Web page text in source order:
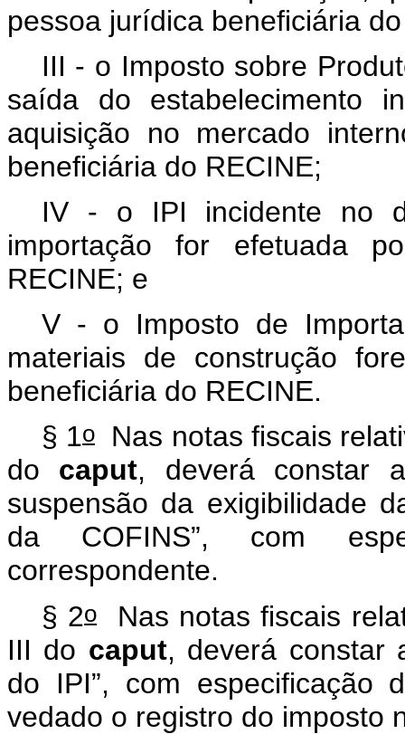
pessoa jurídica beneficiária
III - o Imposto sobre
saída do estabelecimento
aquisição no mercado
beneficiária do RECINE;
IV - o IPI incidente no
importação for efetuada
RECINE; e
V - o Imposto de
materiais de construção
beneficiária do RECINE.
§ 1o
Nas notas fiscais
do caput, deverá constar
suspensão da exigibilidade
da COFINS”, com
correspondente.
§ 2oNas notas fiscais
III do caput, deverá constar
do IPI”, com especificação
vedado o registro do imposto